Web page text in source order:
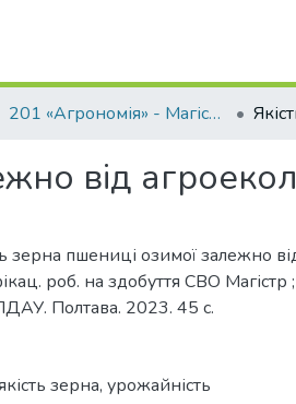
201 «Агрономія» - Магістри 2023-2024
від
зерна пшениці озимої залежно
роб. на здобуття СВО Магістр ;
Полтава. 2023. 45 с.
зерна, урожайність